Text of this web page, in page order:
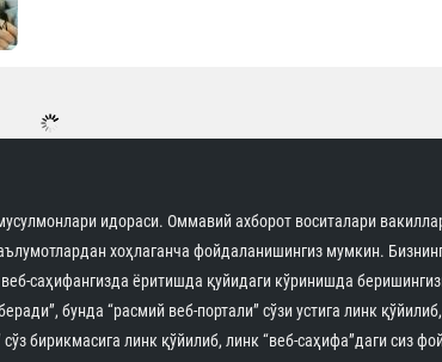
идораси. Оммавий ахборот воситалари
хоҳлаганча фойдаланишингиз мумкин.
саҳифангизда ёритишда қуйидаги кўринишда
бунда “расмий веб-портали” сўзи устига линк
сўз бирикмасига линк қўйилиб, линк “веб-саҳифа”даги сиз